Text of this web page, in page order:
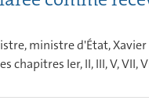
ministre d'État,
Ier, II, III, V, VII,